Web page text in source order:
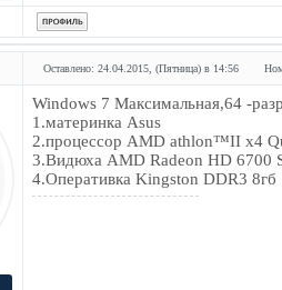
Оставлено: 24.04.2015, (Пятница) в 14:56
Windows 7 Максимальная,64 -
1.материнка Asus
2.процессор AMD athlon™II x4
3.Видюха AMD Radeon HD 6700
4.Оперативка Kingston DDR3 8гб